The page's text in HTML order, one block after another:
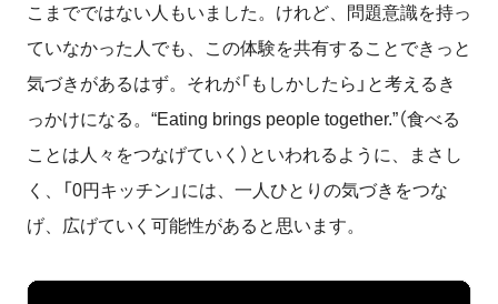
こまでではない人もいました。けれど、問題意識を持っ
ていなかった人でも、この体験を共有することできっと
気づきがあるはず。それが「もしかしたら」と考えるき
っかけになる。“Eating brings people together.”（食べる
ことは人々をつなげていく）といわれるように、まさし
く、「0円キッチン」には、一人ひとりの気づきをつな
げ、広げていく可能性があると思います。